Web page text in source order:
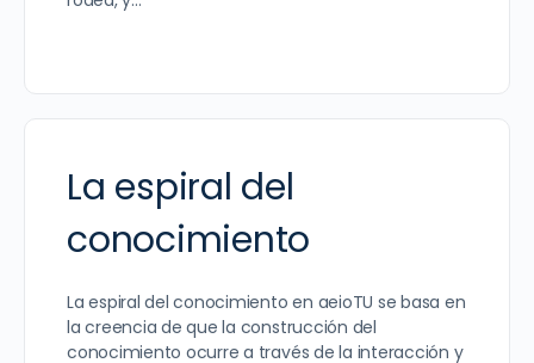
La espiral del
conocimiento
La espiral del conocimiento en aeioTU se basa en
la creencia de que la construcción del
conocimiento ocurre a través de la interacción y